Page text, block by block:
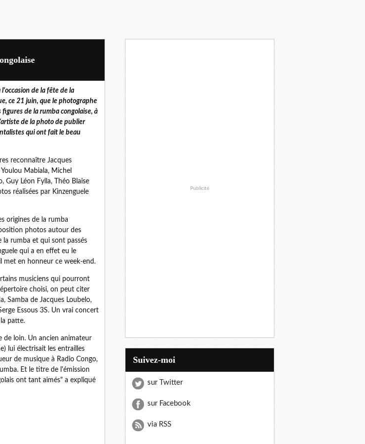
l'occasion de la fête de la
ce 21 juin, que le photographe
de la rumba congolaise, à
de la photo de publier
qui ont fait le beau
reconnaître Jacques
Mabiala, Michel
Guy Léon Fylla, Théo Blaise
réalisées par Kinzenguele
origines de la rumba
photos autour des
la rumba et qui sont passés
qui a en effet eu le
met en honneur ce week-end.
musiciens qui pourront
choisi, on peut citer
Samba de Jacques Loubelo,
Essous 3S. Un vrai concert
patte.
de loin. Un ancien animateur
lui électrisait les entrailles
de musique à Radio Congo,
Et le titre de l'émission
ont tant aimés" a expliqué
Publicité
Suivez-moi
sur Twitter
sur Facebook
via RSS